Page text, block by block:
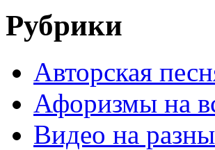
Рубрики
Авторская
Афоризмы на
Видео на